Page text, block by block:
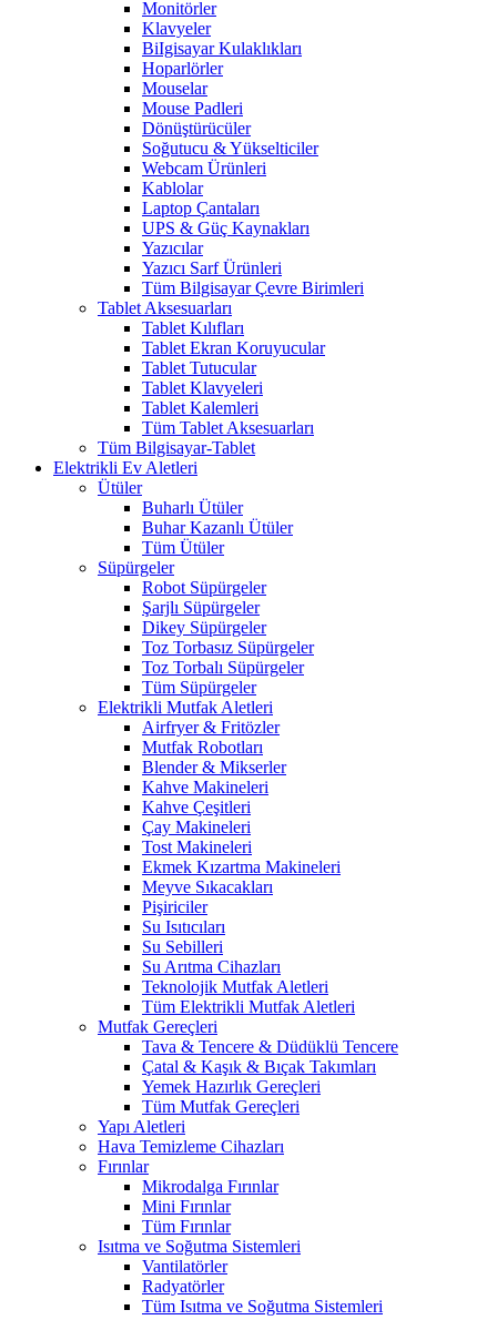
Monitörler
Klavyeler
BiIgisayar Kulaklıkları
Hoparlörler
Mouselar
Mouse Padleri
Dönüştürücüler
Soğutucu & Yükselticiler
Webcam Ürünleri
Kablolar
Laptop Çantaları
UPS & Güç Kaynakları
Yazıcılar
Yazıcı Sarf Ürünleri
Tüm Bilgisayar Çevre Birimleri
Tablet Aksesuarları
Tablet Kılıfları
Tablet Ekran Koruyucular
Tablet Tutucular
Tablet Klavyeleri
Tablet Kalemleri
Tüm Tablet Aksesuarları
Tüm Bilgisayar-Tablet
Elektrikli Ev Aletleri
Ütüler
Buharlı Ütüler
Buhar Kazanlı Ütüler
Tüm Ütüler
Süpürgeler
Robot Süpürgeler
Şarjlı Süpürgeler
Dikey Süpürgeler
Toz Torbasız Süpürgeler
Toz Torbalı Süpürgeler
Tüm Süpürgeler
Elektrikli Mutfak Aletleri
Airfryer & Fritözler
Mutfak Robotları
Blender & Mikserler
Kahve Makineleri
Kahve Çeşitleri
Çay Makineleri
Tost Makineleri
Ekmek Kızartma Makineleri
Meyve Sıkacakları
Pişiriciler
Su Isıtıcıları
Su Sebilleri
Su Arıtma Cihazları
Teknolojik Mutfak Aletleri
Tüm Elektrikli Mutfak Aletleri
Mutfak Gereçleri
Tava & Tencere & Düdüklü Tencere
Çatal & Kaşık & Bıçak Takımları
Yemek Hazırlık Gereçleri
Tüm Mutfak Gereçleri
Yapı Aletleri
Hava Temizleme Cihazları
Fırınlar
Mikrodalga Fırınlar
Mini Fırınlar
Tüm Fırınlar
Isıtma ve Soğutma Sistemleri
Vantilatörler
Radyatörler
Tüm Isıtma ve Soğutma Sistemleri